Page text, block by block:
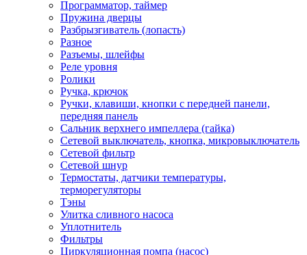
Программатор, таймер
Пружина дверцы
Разбрызгиватель (лопасть)
Разное
Разъемы, шлейфы
Реле уровня
Ролики
Ручка, крючок
Ручки, клавиши, кнопки с передней панели,
передняя панель
Сальник верхнего импеллера (гайка)
Сетевой выключатель, кнопка, микровыключатель
Сетевой фильтр
Сетевой шнур
Термостаты, датчики температуры,
терморегуляторы
Тэны
Улитка сливного насоса
Уплотнитель
Фильтры
Циркуляционная помпа (насос)